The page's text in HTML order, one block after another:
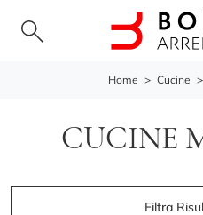
Home > Cucine >
CUCINE
Filtra